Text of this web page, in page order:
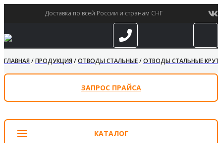
Доставка по всей России и странам СНГ
ГЛАВНАЯ/ПРОДУКЦИЯ/ОТВОДЫ СТАЛЬНЫЕ/ОТВОДЫ СТАЛЬНЫЕ
ЗАПРОС ПРАЙСА
КАТАЛОГ